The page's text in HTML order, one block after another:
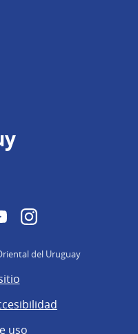
YouTubeInstagram
del Uruguay
uso